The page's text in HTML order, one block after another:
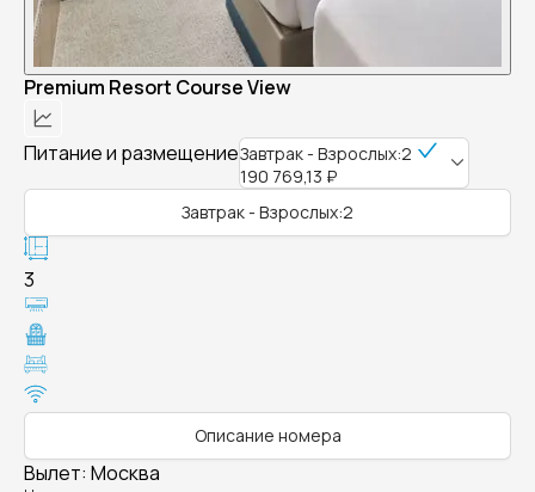
Premium Resort Course View
Питание и размещениеЗавтрак - Взрослых:2
190 769,13 ₽
Завтрак - Взрослых:2
3
Описание номера
Вылет: Москва